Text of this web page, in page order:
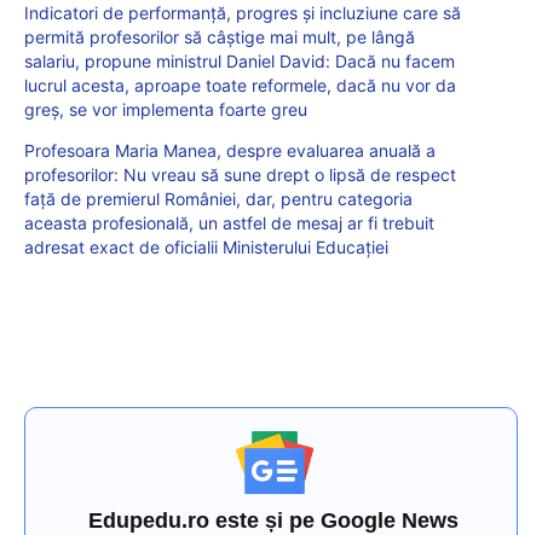
Indicatori de performanță, progres și incluziune care să
permită profesorilor să câștige mai mult, pe lângă
salariu, propune ministrul Daniel David: Dacă nu facem
lucrul acesta, aproape toate reformele, dacă nu vor da
greș, se vor implementa foarte greu
Profesoara Maria Manea, despre evaluarea anuală a
profesorilor: Nu vreau să sune drept o lipsă de respect
față de premierul României, dar, pentru categoria
aceasta profesională, un astfel de mesaj ar fi trebuit
adresat exact de oficialii Ministerului Educației
Edupedu.ro este și pe Google News